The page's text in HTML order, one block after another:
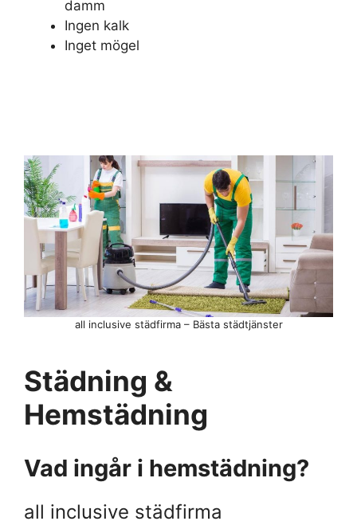
damm
Ingen kalk
Inget mögel
all inclusive städfirma – Bästa städtjänster
Städning &
Hemstädning
Vad ingår i hemstädning?
all inclusive städfirma